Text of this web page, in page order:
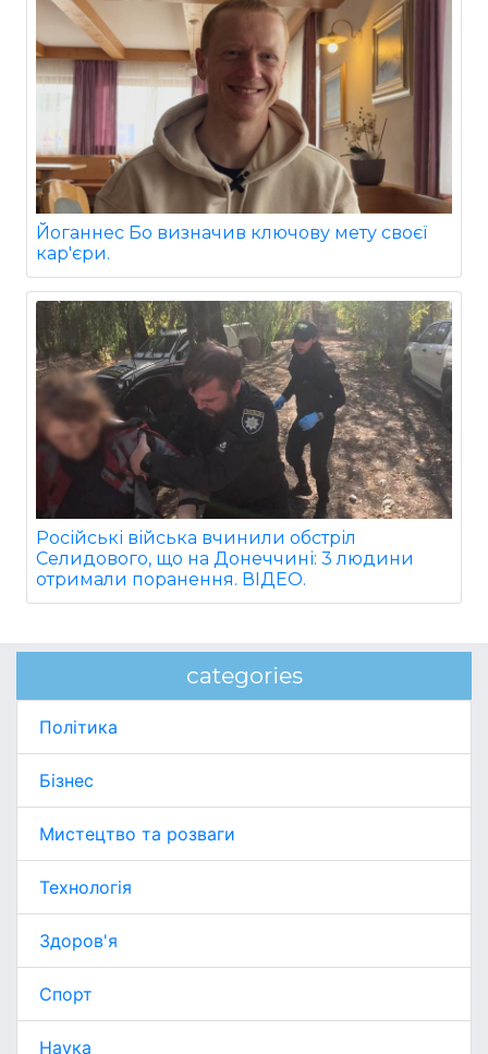
Йоганнес Бо визначив ключову мету своєї
кар'єри.
Російські війська вчинили обстріл
Селидового, що на Донеччині: 3 людини
отримали поранення. ВІДЕО.
categories
Політика
Бізнес
Мистецтво та розваги
Технологія
Здоров'я
Спорт
Наука